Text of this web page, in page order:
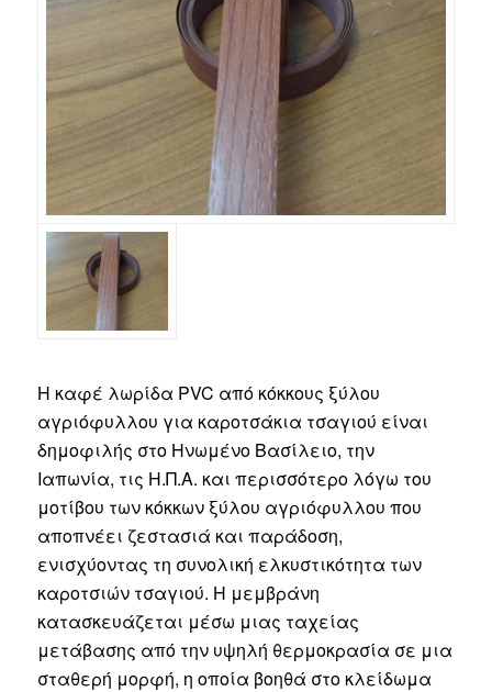
Η καφέ λωρίδα PVC από κόκκους ξύλου
αγριόφυλλου για καροτσάκια τσαγιού είναι
δημοφιλής στο Ηνωμένο Βασίλειο, την
Ιαπωνία, τις Η.Π.Α. και περισσότερο λόγω του
μοτίβου των κόκκων ξύλου αγριόφυλλου που
αποπνέει ζεστασιά και παράδοση,
ενισχύοντας τη συνολική ελκυστικότητα των
καροτσιών τσαγιού. Η μεμβράνη
κατασκευάζεται μέσω μιας ταχείας
μετάβασης από την υψηλή θερμοκρασία σε μια
σταθερή μορφή, η οποία βοηθά στο κλείδωμα